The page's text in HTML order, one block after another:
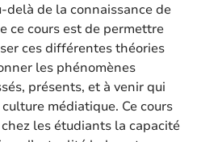
de la connaissance de
ce cours est de permettre
ces différentes théories
les phénomènes
présents, et à venir qui
médiatique. Ce cours
les étudiants la capacité